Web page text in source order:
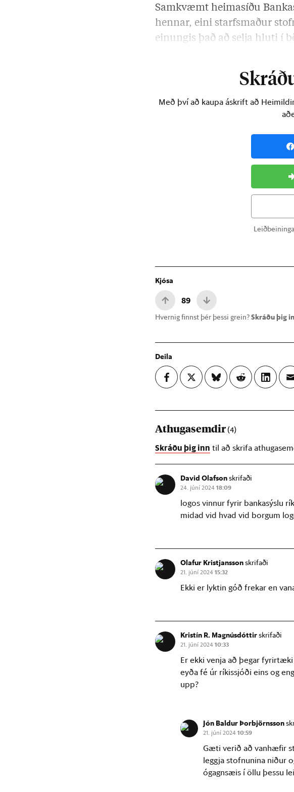
Samkvæmt heimasíðu
hennar, eini starfsmaður
einungis það að selja hluti í
Með því að kaupa áskrift að
Kjósa
89
Hvernig finnst þér þessi grein?Skráðu þig
Deila
Athugasemdir(4)
Skráðu þig inn til að skrifa
David Olafsonskrifaði
24. júní 202418:09
logos vinnur fyrir bankasýslu
midad vid hvad vid borgum
Olafur Kristjanssonskrifaði
21. júní 202415:32
Ekki er lyktin góð frekar en
Kristín R. Magnúsdóttirskrifaði
21. júní 202410:33
Er ekki venja að þegar
eyða fé úr ríkissjóði eins og
upp?
Jón Baldur Þorbjörnsson
21. júní 202410:59
Gæti verið að vanhæfir
leggja stofnunina niður
ógagnsæis í öllu þessu